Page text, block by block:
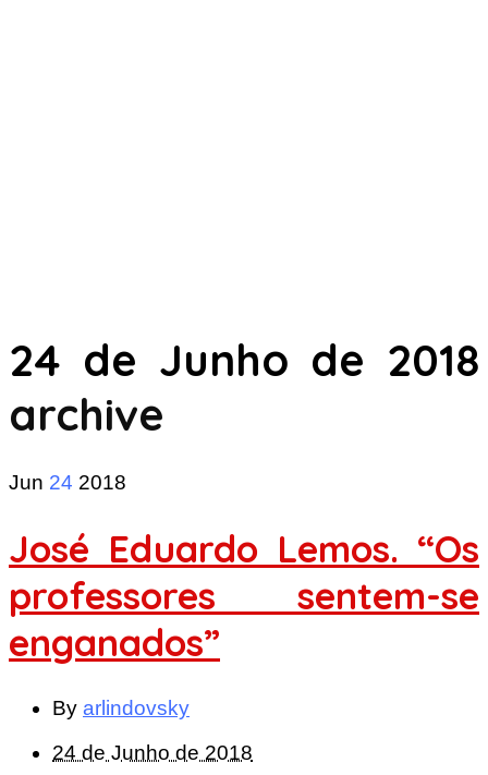
24 de Junho de 2018
archive
Jun 24 2018
José Eduardo Lemos. “Os
professores sentem-se
enganados”
By arlindovsky
24 de Junho de 2018